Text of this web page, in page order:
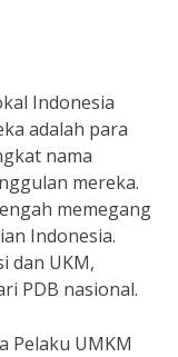
Indonesia
adalah para
nama
mereka.
memegang
Indonesia.
dan UKM,
PDB nasional.
Pelaku UMKM